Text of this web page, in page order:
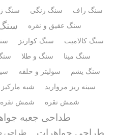
سنگ راف
سنگ رنگی سنگ
سنگ عقیق و نقره
سنگ کالامیت
سنگ کوارتز
سنگ مینا
سنگ و طلا
سنگ یشم
سولیتر و حلقه
سینه ریز مروارید
شبه مارکیز
شمش نقره
شمش
طداحی جعبه
طراحی